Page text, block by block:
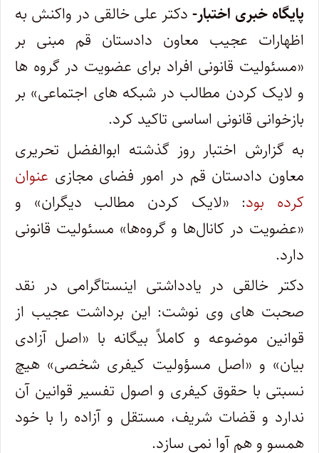
پایگاه خبری اختبار- دکتر علی خالقی در واکنش به
اظهارات عجیب معاون دادستان قم مبنی بر
«مسئولیت قانونی افراد برای عضویت در گروه ها
و لایک کردن مطالب در شبکه های اجتماعی» بر
بازخوانی قانونی اساسی تاکید کرد.
به گزارش اختبار روز گذشته ابوالفضل تحریری
معاون دادستان قم در امور فضای مجازی عنوان
کرده بود: «لایک کردن مطالب دیگران» و
«عضویت در کانال‌ها و گروه‌ها» مسئولیت قانونی
دارد.
دکتر خالقی در یادداشتی اینستاگرامی در نقد
صحبت های وی نوشت: این برداشت عجیب از
قوانین موضوعه و کاملاً بیگانه با «اصل آزادی
بیان» و «اصل مسؤولیت کیفری شخصی» هیچ
نسبتی با حقوق کیفری و اصول تفسیر قوانین آن
ندارد و قضات شریف، مستقل و آزاده را با خود
همسو و هم آوا نمی سازد.